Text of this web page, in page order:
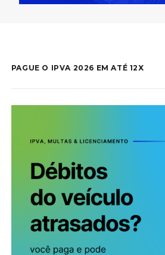
PAGUE O IPVA 2026 EM ATÉ 12X